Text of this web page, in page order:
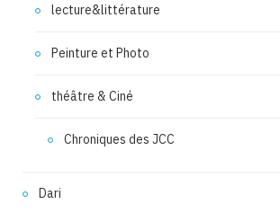
lecture&littérature
Peinture et Photo
théâtre & Ciné
Chroniques des JCC
Dari